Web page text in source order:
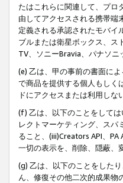
たはこれらに関連して、プロ
由してアクセスされる携帯端
定義される承認されたモバイ
ブルまたは衛星ボックス、ス
TV、ソニーBravia、パナソ
(e) 乙は、甲の事前の書面に
で商品を提供する個人もしく
ドにアクセスまたは利用しな
(f) 乙は、以下のことをして
レクトマーケティング、ス
ること、(iii)Creators API、
一切の表示を、削除、隠蔽、
(g) 乙は、以下のことをした
ん、修復その他二次的成果物